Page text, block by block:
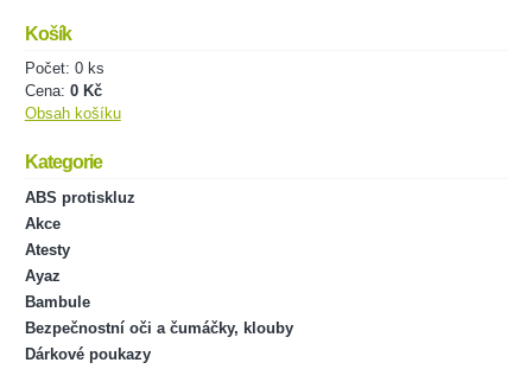
Košík
Počet: 0 ks
Cena: 0 Kč
Obsah košíku
Kategorie
ABS protiskluz
Akce
Atesty
Ayaz
Bambule
Bezpečnostní oči a čumáčky, klouby
Dárkové poukazy